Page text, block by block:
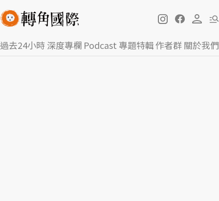
過去24小時深度專欄 Podcast 專題特輯作者群關於我們